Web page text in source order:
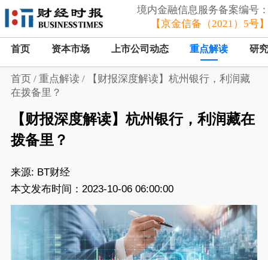
境内金融信息服务备案编号
【京金信备（2021）5号
首页 资本市场 上市公司动态 重点解读 研
首页/ 重点解读 /
【财报深度解读】杭州银行，利润藏
在拨备里？
【财报深度解读】杭州银行，利润藏在
拨备里？
来源: BT财经
本文发布时间：2023-10-06 06:00:00